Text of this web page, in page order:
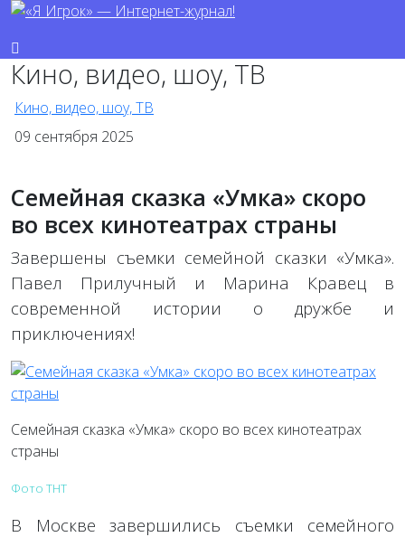
Кино, видео, шоу, ТВ
Кино, видео, шоу, ТВ
09 сентября 2025
Семейная сказка «Умка» скоро
во всех кинотеатрах страны
Завершены съемки семейной сказки «Умка».
Павел Прилучный и Марина Кравец в
современной истории о дружбе и
приключениях!
Семейная сказка «Умка» скоро во всех кинотеатрах
страны
Фото ТНТ
В Москве завершились съемки семейного